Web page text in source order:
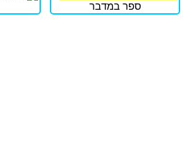
ספר במדבר